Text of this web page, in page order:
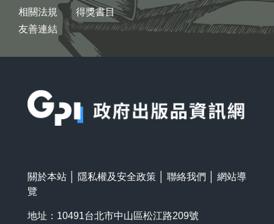
相關法規
友善連結
得獎書目
關於本站 隱私權及安全政策 聯絡我們
網站導
覽
地址：10491台北市中山區松江路209號